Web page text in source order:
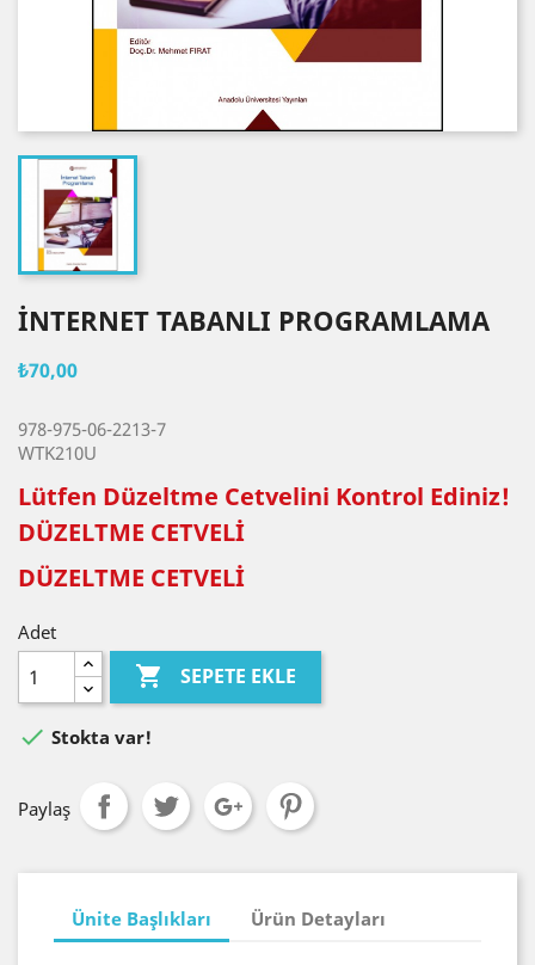
İNTERNET TABANLI PROGRAMLAMA
₺70,00
978-975-06-2213-7
WTK210U
Lütfen Düzeltme Cetvelini Kontrol Ediniz!
DÜZELTME CETVELİ
DÜZELTME CETVELİ
Adet
 SEPETE EKLE
 Stokta var!
Paylaş
Ünite Başlıkları Ürün Detayları